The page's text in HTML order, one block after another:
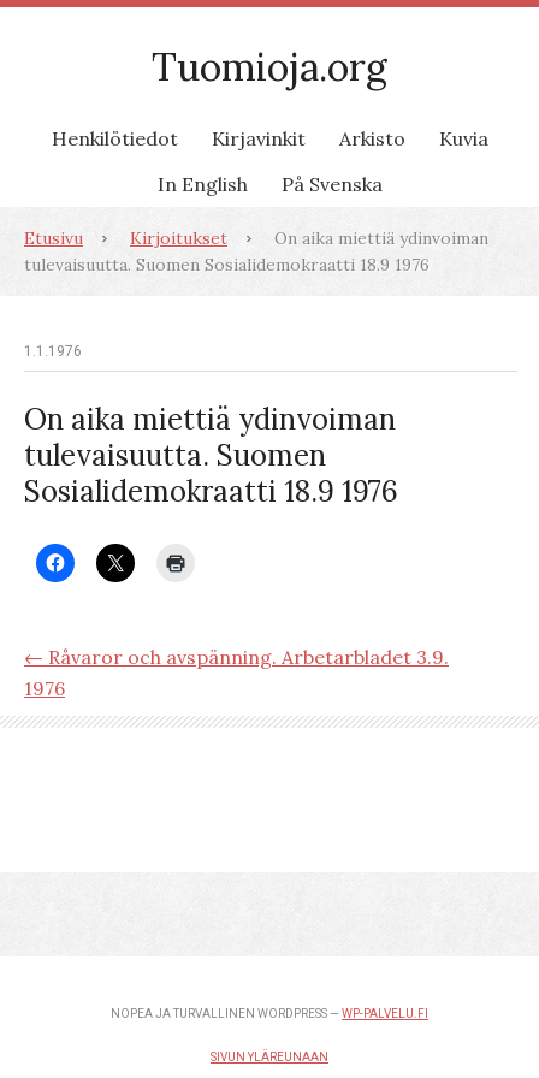
Tuomioja.org
Henkilötiedot Kirjavinkit Arkisto
Kuvia
In English
På Svenska
Etusivu Kirjoitukset
On aika miettiä ydinvoiman
tulevaisuutta. Suomen Sosialidemokraatti 18.9 1976
1.1.1976
On aika miettiä ydinvoiman
tulevaisuutta. Suomen
Sosialidemokraatti 18.9 1976
← Råvaror och avspänning. Arbetarbladet 3.9.
1976
NOPEA JA TURVALLINEN WORDPRESS — WP-PALVELU.FI
SIVUN YLÄREUNAAN